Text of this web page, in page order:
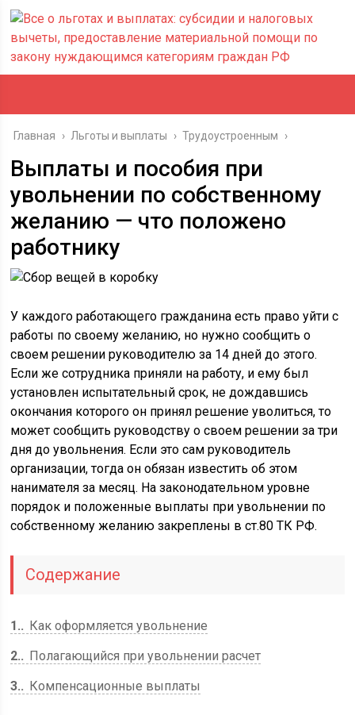
Главная › Льготы и выплаты › Трудоустроенным ›
Выплаты и пособия при
увольнении по собственному
желанию — что положено
работнику
У каждого работающего гражданина есть право уйти с
работы по своему желанию, но нужно сообщить о
своем решении руководителю за 14 дней до этого.
Если же сотрудника приняли на работу, и ему был
установлен испытательный срок, не дождавшись
окончания которого он принял решение уволиться, то
может сообщить руководству о своем решении за три
дня до увольнения. Если это сам руководитель
организации, тогда он обязан известить об этом
нанимателя за месяц. На законодательном уровне
порядок и положенные выплаты при увольнении по
собственному желанию закреплены в ст.80 ТК РФ.
Содержание
1.
Как оформляется увольнение
2.
Полагающийся при увольнении расчет
3.
Компенсационные выплаты